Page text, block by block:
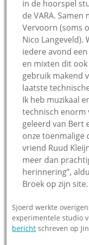
in de hoorspel
de VARA. Samen
Vervoorn (soms
Nico Langeveld).
iedere avond
en mixten dit ook
gebruik makend
laatste
Ik heb muzikaal
technisch enorm
geleerd van Bert
onze toenmalige
vriend Ruud
meer dan
herinnering”,
Broek op zijn site.
Sjoerd werkte
experimentele studio
bericht schreven op